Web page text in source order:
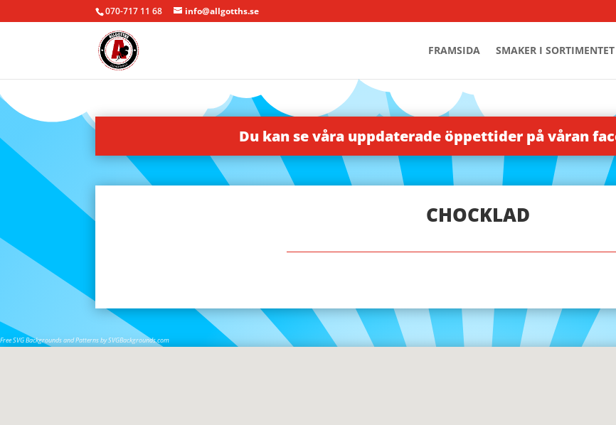
070-717 11 68 info@allgotths.se
FRAMSIDA SMAKER I SORTIMENTET
Du kan se våra uppdaterade öppettider på våran
CHOCKLAD
Free SVG Backgrounds and Patterns by SVGBackgrounds.com